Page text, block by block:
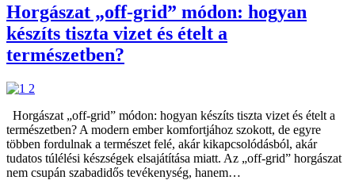
Horgászat „off-grid” módon: hogyan
készíts tiszta vizet és ételt a
természetben?
Horgászat „off-grid” módon: hogyan készíts tiszta vizet és ételt a
természetben? A modern ember komfortjához szokott, de egyre
többen fordulnak a természet felé, akár kikapcsolódásból, akár
tudatos túlélési készségek elsajátítása miatt. Az „off-grid” horgászat
nem csupán szabadidős tevékenység, hanem…